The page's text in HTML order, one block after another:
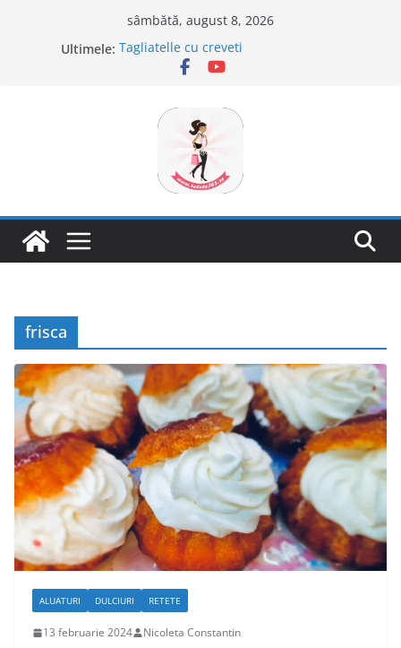
sâmbătă, august 8, 2026
Ultimele: Tagliatelle cu creveti
Clafoutis cu cirese
Savarine
frisca
ALUATURI DULCIURI RETETE
13 februarie 2024 Nicoleta Constantin